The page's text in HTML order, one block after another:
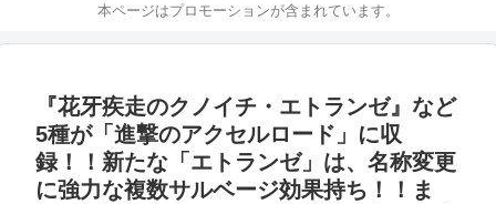
本ページはプロモーションが含まれています。
『花牙疾走のクノイチ・エトランゼ』など
5種が「進撃のアクセルロード」に収
録！！新たな「エトランゼ」は、名称変更
に強力な複数サルベージ効果持ち！！ま